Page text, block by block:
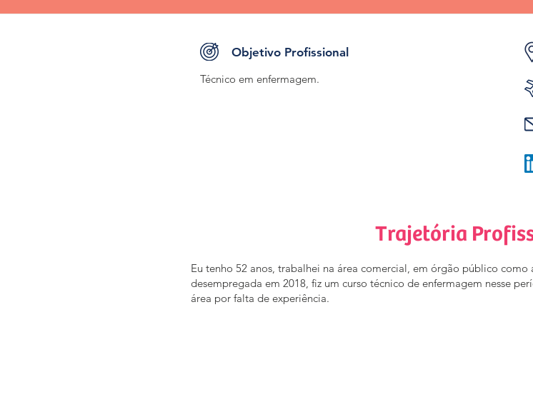
Objetivo Profissional
Técnico em enfermagem.
Trajetória
Eu tenho 52 anos, trabalhei na área comercial, em órgão público
desempregada em 2018, fiz um curso técnico de enfermagem nesse
área por falta de experiência.